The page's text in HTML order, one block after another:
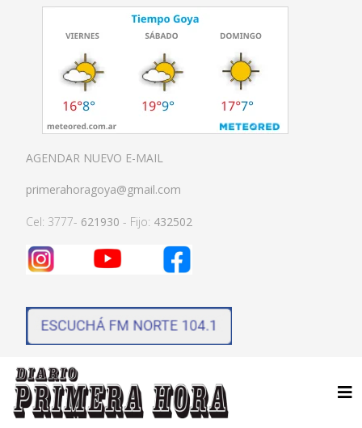
AGENDAR NUEVO E-MAIL
primerahoragoya@gmail.com
Cel: 3777- 621930 - Fijo: 432502